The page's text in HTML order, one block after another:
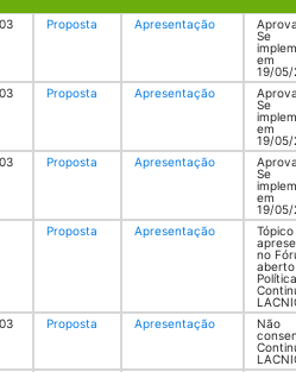
Proposta Apresentação
Se
em
19/05/
Proposta Apresentação
Se
em
19/05/
Proposta Apresentação
Se
em
19/05/
Proposta Apresentação
Tópico
no
Proposta Apresentação
Não